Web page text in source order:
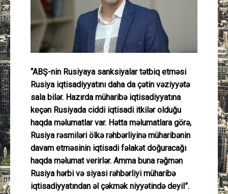
İdman
Layihə
Gündəm
Cəmiyyət
Peşə etikası
Əlaqə
“ABŞ-nin Rusiyaya sanksiyalar tətbiq etməsi
Rusiya iqtisadiyyatını daha da çətin vəziyyətə
sala bilər. Hazırda müharibə iqtisadiyyatına
keçən Rusiyada ciddi iqtisadi itkilər olduğu
haqda məlumatlar var. Hətta məlumatlara görə,
Rusiya rəsmiləri ölkə rəhbərliyinə müharibənin
davam etməsinin iqtisadi fəlakət doğuracağı
haqda məlumat verirlər. Amma buna rəğmən
Rusiya hərbi və siyasi rəhbərliyi müharibə
iqtisadiyyatından əl çəkmək niyyətində deyil”.